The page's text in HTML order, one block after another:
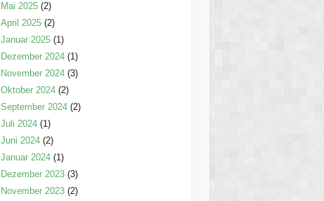
Mai 2025(2)
April 2025(2)
Januar 2025(1)
Dezember 2024(1)
November 2024(3)
Oktober 2024(2)
September 2024(2)
Juli 2024(1)
Juni 2024(2)
Januar 2024(1)
Dezember 2023(3)
November 2023(2)